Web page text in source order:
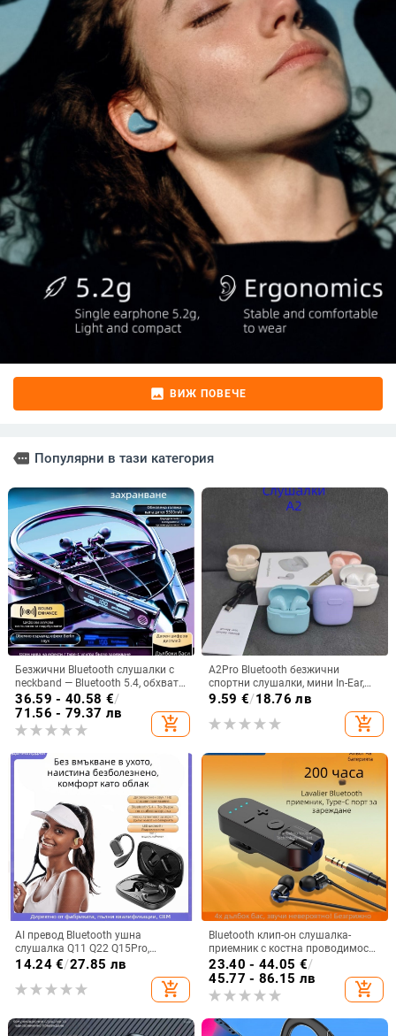
image ВИЖ ПОВЕЧЕ
more Популярни в тази категория
Безжични Bluetooth слушалки с
neckband — Bluetooth 5.4, обхват
10 м, живот на батерията над 8 ч,
стерео звук, цифров дисплей
36.59 - 40.58 €/
71.56 - 79.37 лв
add_shopping_cart
A2Pro Bluetooth безжични
спортни слушалки, мини In-Ear,
5.3 дълга издръжливост на
9.59 €/18.76 лв
add_shopping_cart
AI превод Bluetooth ушна
слушалка Q11 Q22 Q15Pro,
Bluetooth 5.3, обхват 10 м, време
на работа 4–8 ч, цифров дисплей
14.24€/27.85 лв
add_shopping_cart
Bluetooth клип-он слушалка-
приемник с костна проводимост,
висококачествен звук,
шумопотискане, HD обаждания и
слушане на музика
23.40 - 44.05 €/
45.77 - 86.15 лв
add_shopping_cart